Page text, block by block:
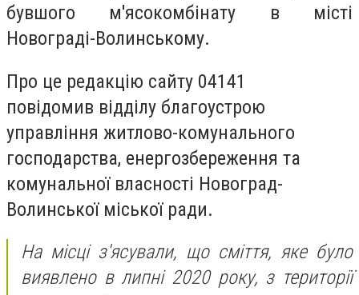
бувшого м'ясокомбінату в місті
Новограді-Волинському.
Про це редакцію сайту 04141
повідомив відділу благоустрою
управління житлово-комунального
господарства, енергозбереження та
комунальної власності Новоград-
Волинської міської ради.
На місці з'ясували, що сміття, яке було
виявлено в липні 2020 року, з території